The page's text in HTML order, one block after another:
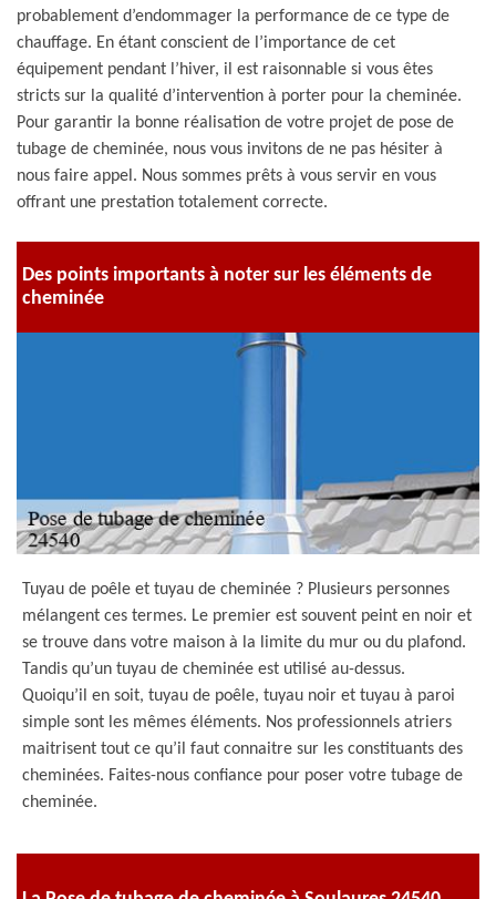
probablement d’endommager la performance de ce type de
chauffage. En étant conscient de l’importance de cet
équipement pendant l’hiver, il est raisonnable si vous êtes
stricts sur la qualité d’intervention à porter pour la cheminée.
Pour garantir la bonne réalisation de votre projet de pose de
tubage de cheminée, nous vous invitons de ne pas hésiter à
nous faire appel. Nous sommes prêts à vous servir en vous
offrant une prestation totalement correcte.
Des points importants à noter sur les éléments de
cheminée
Tuyau de poêle et tuyau de cheminée ? Plusieurs personnes
mélangent ces termes. Le premier est souvent peint en noir et
se trouve dans votre maison à la limite du mur ou du plafond.
Tandis qu’un tuyau de cheminée est utilisé au-dessus.
Quoiqu’il en soit, tuyau de poêle, tuyau noir et tuyau à paroi
simple sont les mêmes éléments. Nos professionnels atriers
maitrisent tout ce qu’il faut connaitre sur les constituants des
cheminées. Faites-nous confiance pour poser votre tubage de
cheminée.